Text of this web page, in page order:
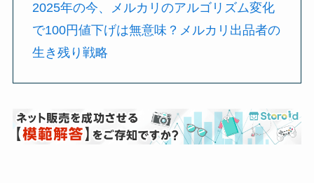
2025年の今、メルカリのアルゴリズム変化
で100円値下げは無意味？メルカリ出品者の
生き残り戦略